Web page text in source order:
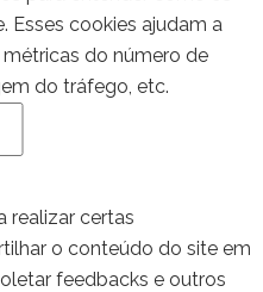
Esses cookies ajudam a
do número de
do tráfego, etc.
realizar certas
o conteúdo do site em
feedbacks e outros